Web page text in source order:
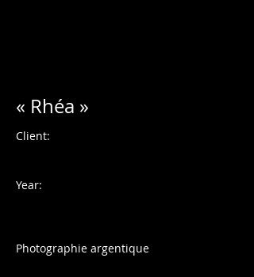
« Rhéa »
Client:
Year:
Photographie argentique